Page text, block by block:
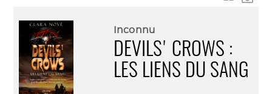
Inconnu
DEVILS' CROWS :
LES LIENS DU SANG